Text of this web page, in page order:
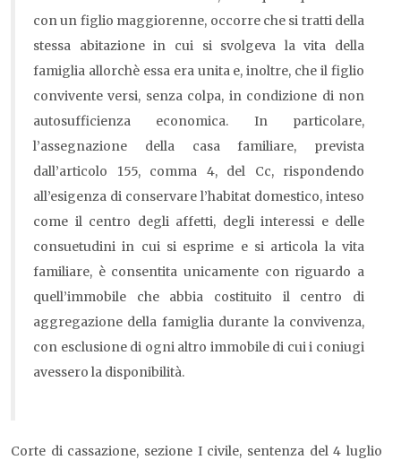
con un figlio maggiorenne, occorre che si tratti della
stessa abitazione in cui si svolgeva la vita della
famiglia allorchè essa era unita e, inoltre, che il figlio
convivente versi, senza colpa, in condizione di non
autosufficienza economica. In particolare,
l’assegnazione della casa familiare, prevista
dall’articolo 155, comma 4, del Cc, rispondendo
all’esigenza di conservare l’habitat domestico, inteso
come il centro degli affetti, degli interessi e delle
consuetudini in cui si esprime e si articola la vita
familiare, è consentita unicamente con riguardo a
quell’immobile che abbia costituito il centro di
aggregazione della famiglia durante la convivenza,
con esclusione di ogni altro immobile di cui i coniugi
avessero la disponibilità.
Corte di cassazione, sezione I civile, sentenza del 4 luglio